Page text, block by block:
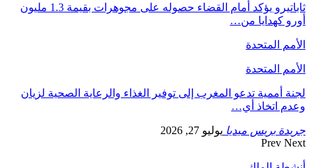
ثاباتيرو يؤكد أمام القضاء حصوله على مجوهرات بقيمة 1.3 مليون
أورو كهدايا من…
الأمم المتحدة
الأمم المتحدة
لجنة أممية تدعو المغرب إلى توفير الغذاء والرعاية الصحية لزيان
وعدم اتخاذ أي…
جريدة بريس ميديا يوليو 27, 2026
Prev Next